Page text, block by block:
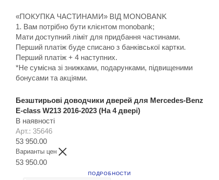
«ПОКУПКА ЧАСТИНАМИ» ВІД MONOBANK
1. Вам потрібно бути клієнтом monobank;
Мати доступний ліміт для придбання частинами.
Перший платіж буде списано з банківської картки.
Перший платіж + 4 наступних.
*Не сумісна зі знижками, подарунками, підвищеними
бонусами та акціями.
Безштирьові доводчики дверей для Mercedes-Benz
E-class W213 2016-2023 (На 4 двері)
В наявності
Арт.: 35646
53 950.00
Варианты цен
53 950.00
ПОДРОБНОСТИ